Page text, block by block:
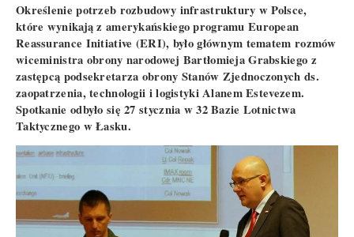
Określenie potrzeb rozbudowy infrastruktury w Polsce,
które wynikają z amerykańskiego programu European
Reassurance Initiative (ERI), było głównym tematem rozmów
wiceministra obrony narodowej Bartłomieja Grabskiego z
zastępcą podsekretarza obrony Stanów Zjednoczonych ds.
zaopatrzenia, technologii i logistyki Alanem Estevezem.
Spotkanie odbyło się 27 stycznia w 32 Bazie Lotnictwa
Taktycznego w Łasku.